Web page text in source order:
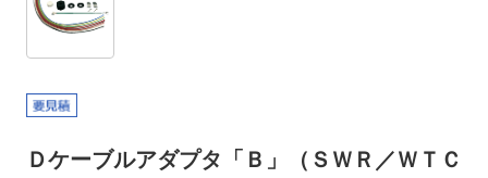
Ｄケーブルアダプタ「Ｂ」（ＳＷＲ／ＷＴＣ